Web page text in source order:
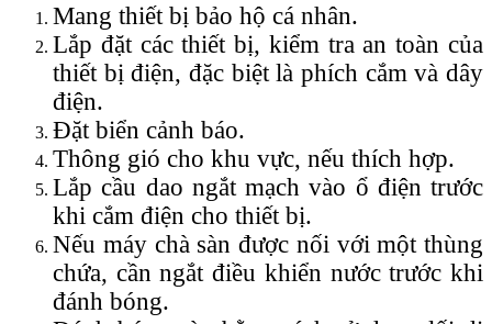
Mang thiết bị bảo hộ cá nhân.
Lắp đặt các thiết bị, kiểm tra an toàn của
thiết bị điện, đặc biệt là phích cắm và dây
điện.
Đặt biển cảnh báo.
Thông gió cho khu vực, nếu thích hợp.
Lắp cầu dao ngắt mạch vào ổ điện trước
khi cắm điện cho thiết bị.
Nếu máy chà sàn được nối với một thùng
chứa, cần ngắt điều khiển nước trước khi
đánh bóng.